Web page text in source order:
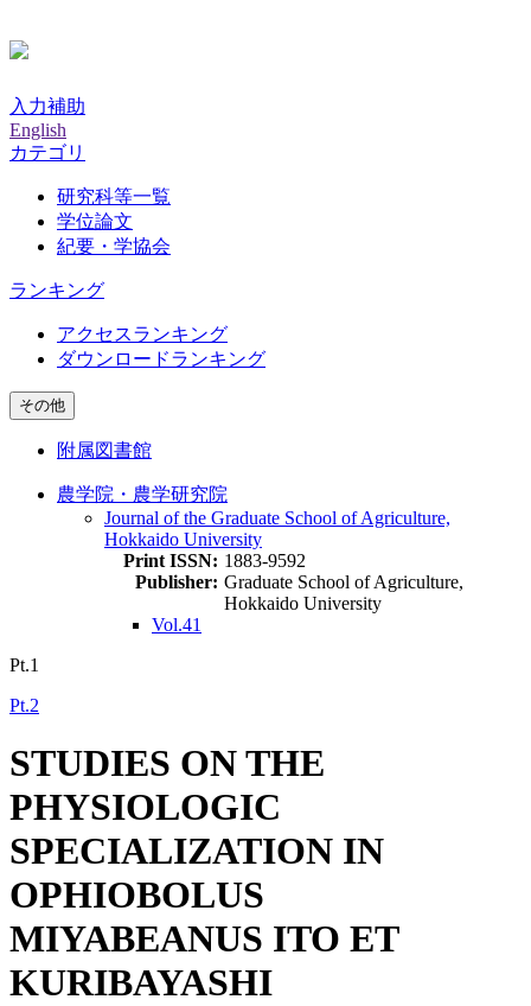
入力補助
English
カテゴリ
研究科等一覧
学位論文
紀要・学協会
ランキング
アクセスランキング
ダウンロードランキング
その他
附属図書館
農学院・農学研究院
Journal of the Graduate School of Agriculture,
Hokkaido University
Print ISSN: 1883-9592
Publisher: Graduate School of Agriculture,
Hokkaido University
Vol.41
Pt.1
Pt.2
STUDIES ON THE
PHYSIOLOGIC
SPECIALIZATION IN
OPHIOBOLUS
MIYABEANUS ITO ET
KURIBAYASHI